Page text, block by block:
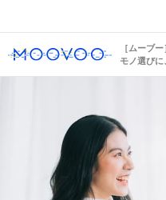
［ムーブー
モノ選びに